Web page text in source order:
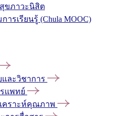
ขภาวะนิสิต
ารเรียนรู้ (Chula MOOC)
ละวิชาการ
แพทย์
คราะห์คุณภาพ